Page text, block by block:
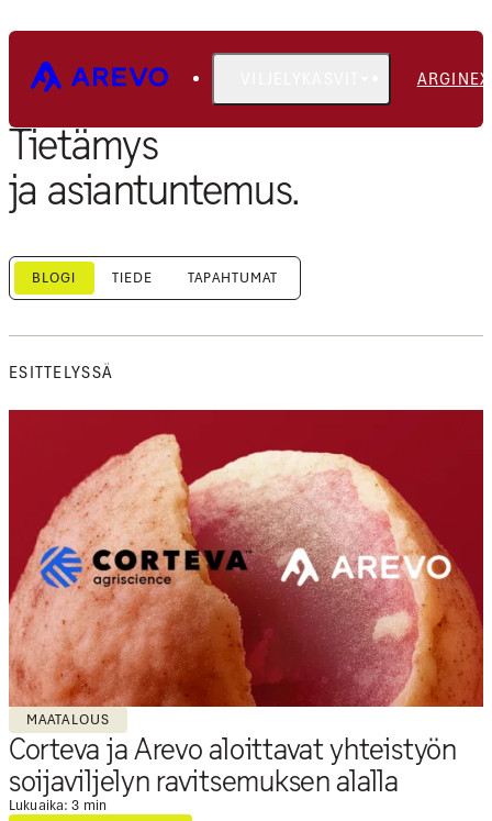
ARGINEX
Tietämys
ja asiantuntemus.
BLOGI TIEDE TAPAHTUMAT
ESITTELYSSÄ
MAATALOUS
Corteva ja Arevo aloittavat yhteistyön
soijaviljelyn ravitsemuksen alalla
Lukuaika: 3 min